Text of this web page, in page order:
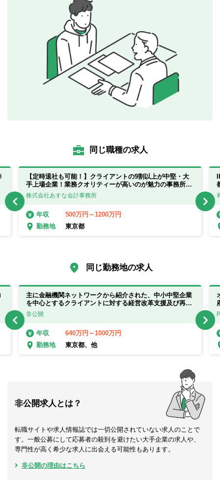
同じ職種の求人
【定時退社も可能！】クライアントの9割以上が中堅・大
手上場企業！業務クオリティーが高いのが魅力の事務所で
す！
株式会社あすな会計事務所
年収
500万円～1200万円
勤務地
東京都
同じ勤務地の求人
主に金融機関ネットワークから紹介された、中小中堅企業
を中心とするクライアントに対する経営改革支援及び再生
支援を行います。
非公開
年収
640万円～1000万円
勤務地
東京都、他
非公開求人とは？
転職サイトや求人情報誌では一切公開されていない求人のことで
す。一般公募にして応募者の殺到を避けたい大手企業の求人や、
専門性が高く希少な求人に出会える可能性もあります。
非公開の理由はこちら